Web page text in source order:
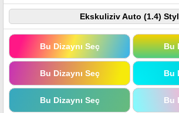
Ekskuliziv Auto (1.4)
Bu Dizaynı Seç Bu
Bu Dizaynı Seç Bu
Bu Dizaynı Seç Bu